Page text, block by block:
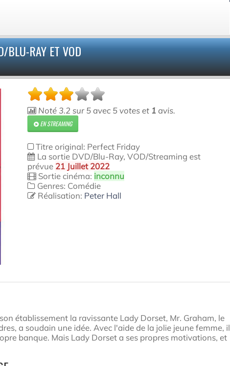
BLU-RAY ET VOD
Noté 3.2 sur5 avec 5votes et 1 avis.
EN STREAMING
Titre original: Perfect Friday
La sortie DVD/Blu-Ray, VOD/Streaming est
prévue 21 Juillet 2022
Sortie cinéma: inconnu
Genres: Comédie
Réalisation: Peter Hall
établissement la ravissante Lady Dorset, Mr. Graham, le
a soudain une idée. Avec l'aide de la jolie jeune femme, il
banque. Mais Lady Dorset a ses propres motivations, et